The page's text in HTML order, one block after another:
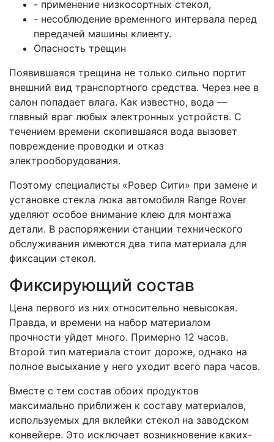
- применение низкосортных стекол,
- несоблюдение временного интервала перед
передачей машины клиенту.
Опасность трещин
Появившаяся трещина не только сильно портит
внешний вид транспортного средства. Через нее в
салон попадает влага. Как известно, вода —
главный враг любых электронных устройств. С
течением времени скопившаяся вода вызовет
повреждение проводки и отказ
электрооборудования.
Поэтому специалисты «Ровер Сити» при замене и
установке стекла люка автомобиля Range Rover
уделяют особое внимание клею для монтажа
детали. В распоряжении станции технического
обслуживания имеются два типа материала для
фиксации стекол.
Фиксирующий состав
Цена первого из них относительно невысокая.
Правда, и времени на набор материалом
прочности уйдет много. Примерно 12 часов.
Второй тип материала стоит дороже, однако на
полное высыхание у него уходит всего пара часов.
Вместе с тем состав обоих продуктов
максимально приближен к составу материалов,
используемых для вклейки стекол на заводском
конвейере. Это исключает возникновение каких-